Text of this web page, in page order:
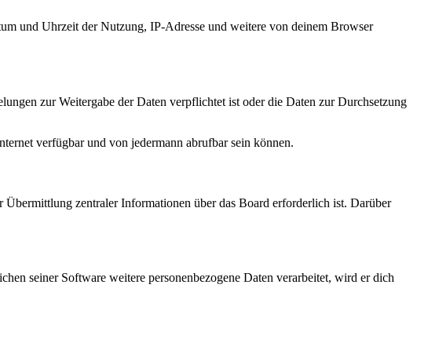
und Uhrzeit der Nutzung, IP-Adresse und weitere von deinem Browser
zur Weitergabe der Daten verpflichtet ist oder die Daten zur Durchsetzung
verfügbar und von jedermann abrufbar sein können.
zentraler Informationen über das Board erforderlich ist. Darüber
seiner Software weitere personenbezogene Daten verarbeitet, wird er dich